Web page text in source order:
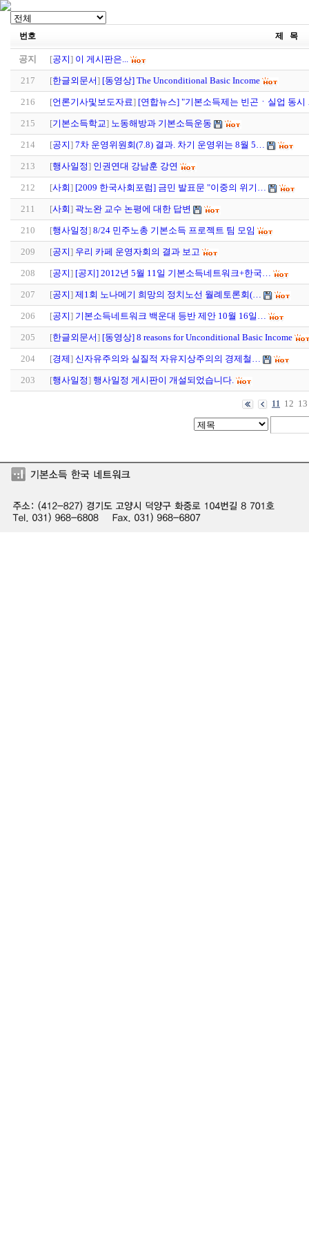
번호 제 목
공지 [공지] 이 게시판은...
217 [한글외문서] [동영상] The Unconditional Basic Income
216 [언론기사및보도자료] [연합뉴스] "기본소득제는 빈곤ㆍ실업 동
215 [기본소득학교] 노동해방과 기본소득운동
214 [공지] 7차 운영위원회(7.8) 결과. 차기 운영위는 8월 5…
213 [행사일정] 인권연대 강남훈 강연
212 [사회] [2009 한국사회포럼] 금민 발표문 "이중의 위기…
211 [사회] 곽노완 교수 논평에 대한 답변
210 [행사일정] 8/24 민주노총 기본소득 프로젝트 팀 모임
209 [공지] 우리 카페 운영자회의 결과 보고
208 [공지] [공지] 2012년 5월 11일 기본소득네트워크+한국…
207 [공지] 제1회 노나메기 희망의 정치노선 월례토론회(…
206 [공지] 기본소득네트워크 백운대 등반 제안 10월 16일…
205 [한글외문서] [동영상] 8 reasons for Unconditional Basic Income
204 [경제] 신자유주의와 실질적 자유지상주의의 경제철…
203 [행사일정] 행사일정 게시판이 개설되었습니다.
11 12 13